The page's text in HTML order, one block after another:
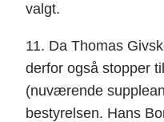
valgt.
11. Da Thomas
derfor også stopper
(nuværende
bestyrelsen. Hans